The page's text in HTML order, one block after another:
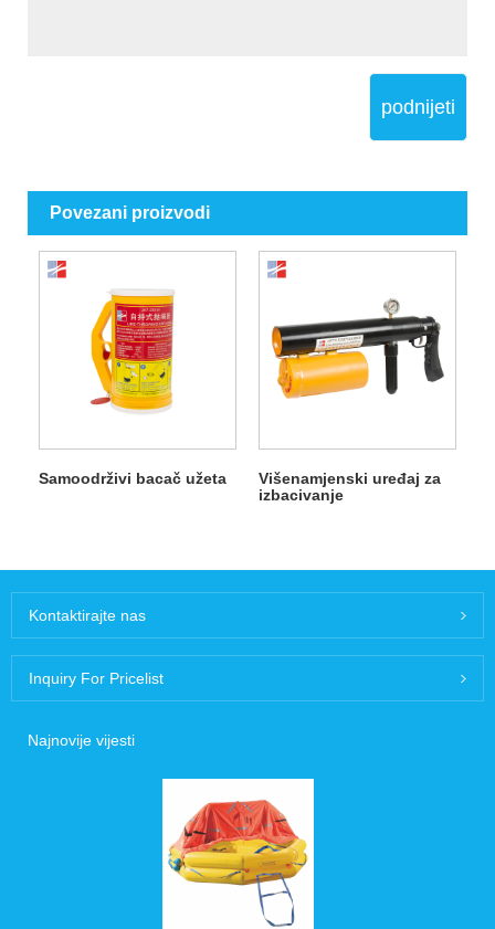
podnijeti
Povezani proizvodi
Samoodrživi bacač užeta
Višenamjenski uređaj za
izbacivanje
Kontaktirajte nas
Inquiry For Pricelist
Najnovije vijesti